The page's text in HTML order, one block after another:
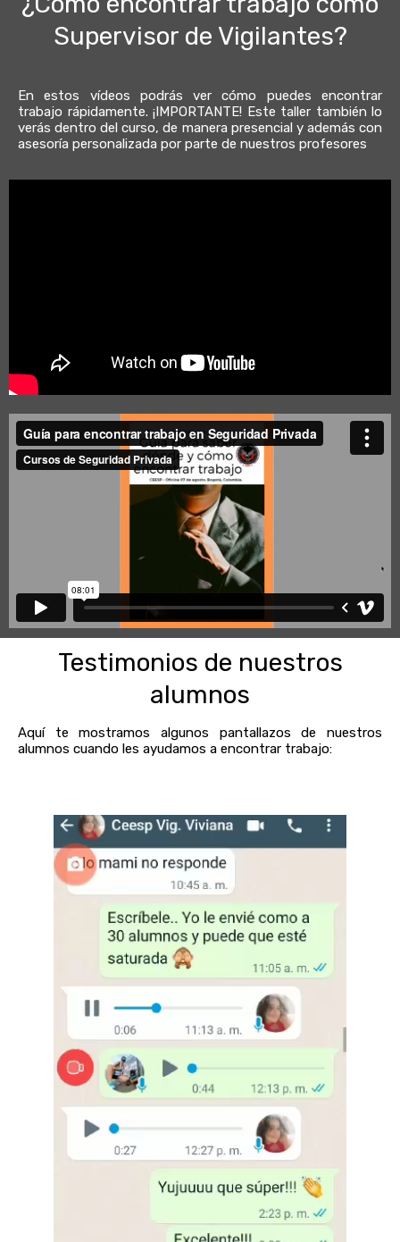
Supervisor de Vigilantes?
En estos vídeos podrás ver cómo puedes encontrar
trabajo rápidamente. ¡IMPORTANTE! Este taller también lo
verás dentro del curso, de manera presencial y además con
asesoría personalizada por parte de nuestros profesores
Testimonios de nuestros
alumnos
Aquí te mostramos algunos pantallazos de nuestros
alumnos cuando les ayudamos a encontrar trabajo: